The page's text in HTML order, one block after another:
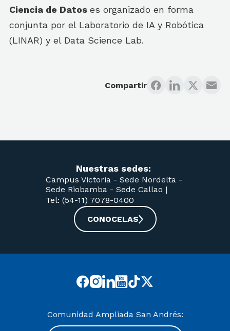
Ciencia de Datos es organizado en forma
conjunta por el Laboratorio de IA y Robótica
(LINAR) y el Data Science Lab.
Compartir
Nuestras sedes:
Campus Victoria - Sede Nordelta -
Sede Riobamba - Sede Callao |
Tel: (54-11) 7078-0400
CONOCELAS
Comunidad Ampliada San Andrés: